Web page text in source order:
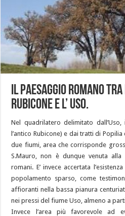
Il paesaggio romano
Rubicone e l’ Uso.
Nel quadrilatero delimitato
l’antico Rubicone) e dai tratti di
due fiumi, area che corrisponde
S.Mauro, non è dunque venuta
romani. E’ invece accertata
popolamento sparso, come
affioranti nella bassa pianura
nei pressi del fiume Uso, almeno a
Invece l’area più favorevole ad